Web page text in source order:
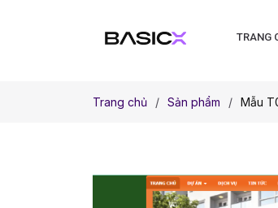
TRANG
Trang chủ Sản phẩm Mẫu